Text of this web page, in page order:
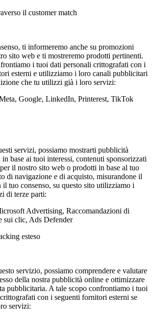
il customer match
ti informeremo anche su promozioni
sito web e ti mostreremo prodotti pertinenti.
i tuoi dati personali crittografati con i
esterni e utilizziamo i loro canali pubblicitari
che tu utilizzi già i loro servizi:
Google, LinkedIn, Printerest, TikTok
servizi, possiamo mostrarti pubblicità
in base ai tuoi interessi, contenuti sponsorizzati
il nostro sito web o prodotti in base al tuo
di navigazione e di acquisto, misurandone il
il tuo consenso, su questo sito utilizziamo i
di terze parti:
Advertising, Raccomandazioni di
sui clic, Ads Defender
esteso
servizio, possiamo comprendere e valutare
della nostra pubblicità online e ottimizzare
pubblicitaria. A tale scopo confrontiamo i tuoi
con i seguenti fornitori esterni se
servizi: